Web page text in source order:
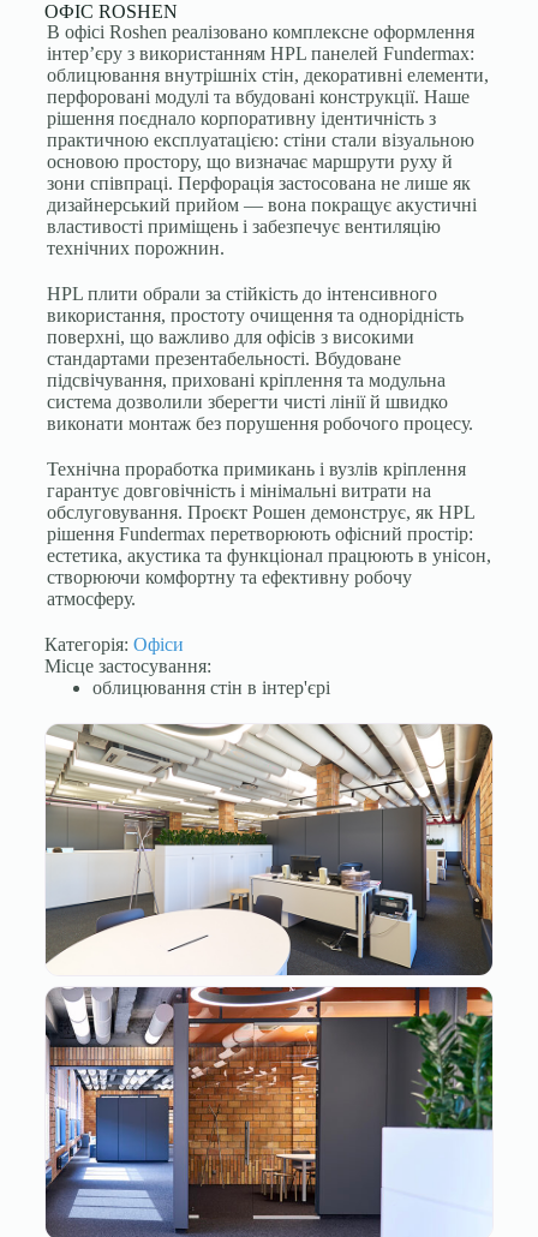
ОФІС ROSHEN
В офісі Roshen реалізовано комплексне оформлення
інтер’єру з використанням HPL панелей Fundermax:
облицювання внутрішніх стін, декоративні елементи,
перфоровані модулі та вбудовані конструкції. Наше
рішення поєднало корпоративну ідентичність з
практичною експлуатацією: стіни стали візуальною
основою простору, що визначає маршрути руху й
зони співпраці. Перфорація застосована не лише як
дизайнерський прийом — вона покращує акустичні
властивості приміщень і забезпечує вентиляцію
технічних порожнин.
HPL плити обрали за стійкість до інтенсивного
використання, простоту очищення та однорідність
поверхні, що важливо для офісів з високими
стандартами презентабельності. Вбудоване
підсвічування, приховані кріплення та модульна
система дозволили зберегти чисті лінії й швидко
виконати монтаж без порушення робочого процесу.
Технічна проработка примикань і вузлів кріплення
гарантує довговічність і мінімальні витрати на
обслуговування. Проєкт Рошен демонструє, як HPL
рішення Fundermax перетворюють офісний простір:
естетика, акустика та функціонал працюють в унісон,
створюючи комфортну та ефективну робочу
атмосферу.
Категорія: Офіси
Місце застосування:
облицювання стін в інтер'єрі